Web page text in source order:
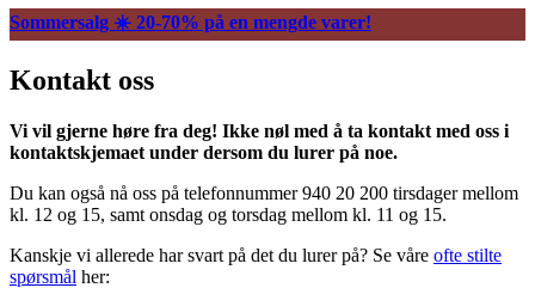
Sommersalg ☀️ 20-70% på en mengde varer!
Kontakt oss
Vi vil gjerne høre fra deg! Ikke nøl med å ta kontakt med oss i
kontaktskjemaet under dersom du lurer på noe.
Du kan også nå oss på telefonnummer 940 20 200 tirsdager mellom
kl. 12 og 15, samt onsdag og torsdag mellom kl. 11 og 15.
Kanskje vi allerede har svart på det du lurer på? Se våre ofte stilte
spørsmål her: